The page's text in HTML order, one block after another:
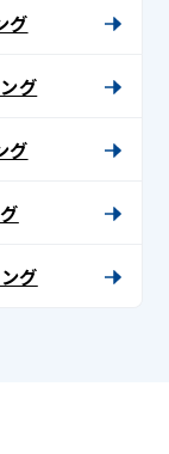
グ
グ
グ
グ